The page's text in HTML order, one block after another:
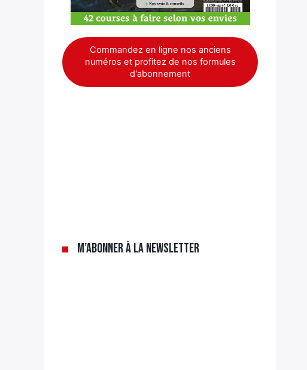
Commandez en ligne nos anciens
numéros et profitez de nos formules
d'abonnement
M’abonner à la newsletter